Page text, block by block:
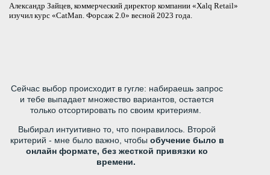
Александр Зайцев, коммерческий директор компании «Xalq Retail»
изучил курс «CatMan. Форсаж 2.0» весной 2023 года.
Сейчас выбор происходит в гугле: набираешь запрос
и тебе выпадает множество вариантов, остается
только отсортировать по своим критериям.
Выбирал интуитивно то, что понравилось. Второй
критерий - мне было важно, чтобы обучение было в
онлайн формате, без жесткой привязки ко
времени.